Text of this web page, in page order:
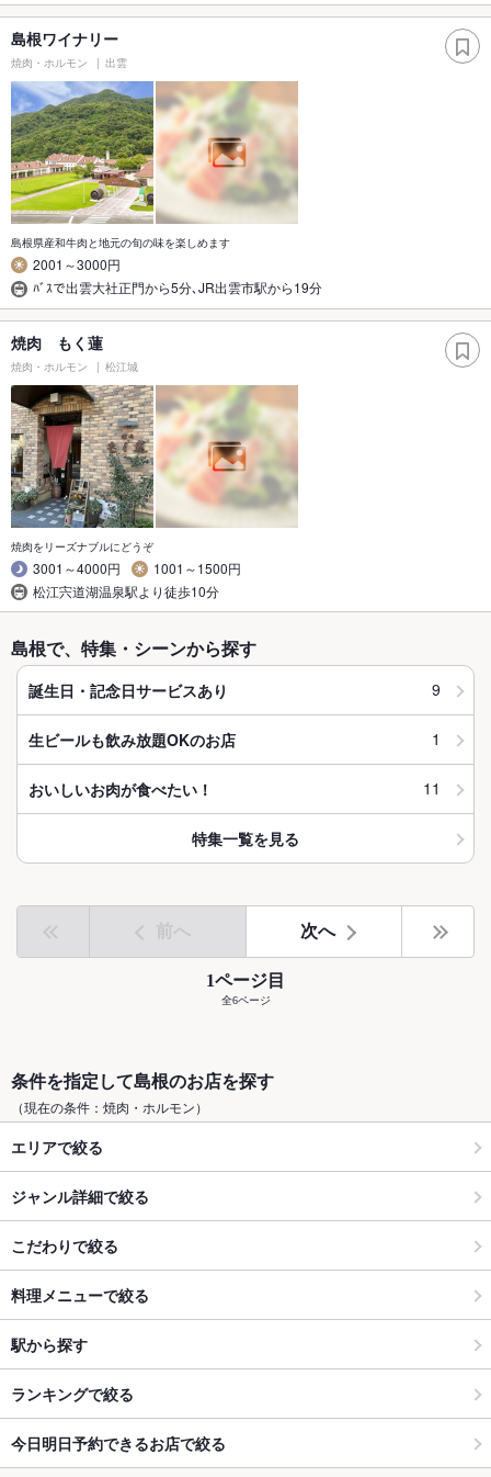
島根ワイナリー
焼肉・ホルモン 出雲
島根県産和牛肉と地元の旬の味を楽しめます
2001～3000円
ﾊﾞｽで出雲大社正門から5分､JR出雲市駅から19分
焼肉 もく蓮
焼肉・ホルモン 松江城
焼肉をリーズナブルにどうぞ
3001～4000円
1001～1500円
松江宍道湖温泉駅より徒歩10分
島根で、特集・シーンから探す
誕生日・記念日サービスあり 9
生ビールも飲み放題OKのお店 1
おいしいお肉が食べたい！ 11
特集一覧を見る
前へ 次へ
1ページ目
全6ページ
条件を指定して島根のお店を探す
（現在の条件：焼肉・ホルモン）
エリアで絞る
ジャンル詳細で絞る
こだわりで絞る
料理メニューで絞る
駅から探す
ランキングで絞る
今日明日予約できるお店で絞る